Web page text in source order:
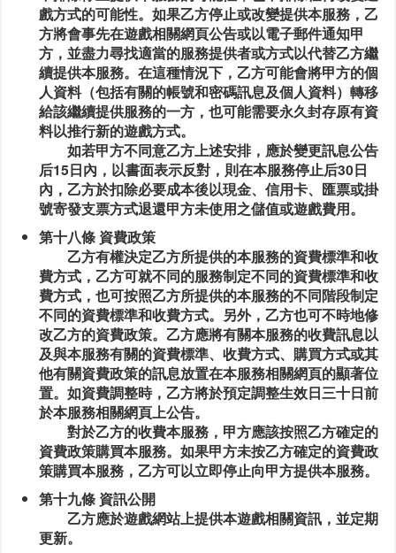
戲方式的可能性。如果乙方停止或改變提供本服務，乙
方將會事先在遊戲相關網頁公告或以電子郵件通知甲
方，並盡力尋找適當的服務提供者或方式以代替乙方繼
續提供本服務。在這種情況下，乙方可能會將甲方的個
人資料（包括有關的帳號和密碼訊息及個人資料）轉移
給該繼續提供服務的一方，也可能需要永久封存原有資
料以推行新的遊戲方式。
如若甲方不同意乙方上述安排，應於變更訊息公告
后15日內，以書面表示反對，則在本服務停止后30日
內，乙方於扣除必要成本後以現金、信用卡、匯票或掛
號寄發支票方式退還甲方未使用之儲值或遊戲費用。
第十八條 資費政策
乙方有權決定乙方所提供的本服務的資費標準和收
費方式，乙方可就不同的服務制定不同的資費標準和收
費方式，也可按照乙方所提供的本服務的不同階段制定
不同的資費標準和收費方式。另外，乙方也可不時地修
改乙方的資費政策。乙方應將有關本服務的收費訊息以
及與本服務有關的資費標準、收費方式、購買方式或其
他有關資費政策的訊息放置在本服務相關網頁的顯著位
置。如資費調整時，乙方將於預定調整生效日三十日前
於本服務相關網頁上公告。
對於乙方的收費本服務，甲方應該按照乙方確定的
資費政策購買本服務。如果甲方未按乙方確定的資費政
策購買本服務，乙方可以立即停止向甲方提供本服務。
第十九條 資訊公開
乙方應於遊戲網站上提供本遊戲相關資訊，並定期
更新。